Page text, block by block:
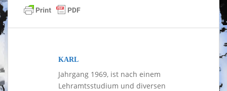
KARL
Jahrgang 1969, ist nach einem
Lehramtsstudium und diversen